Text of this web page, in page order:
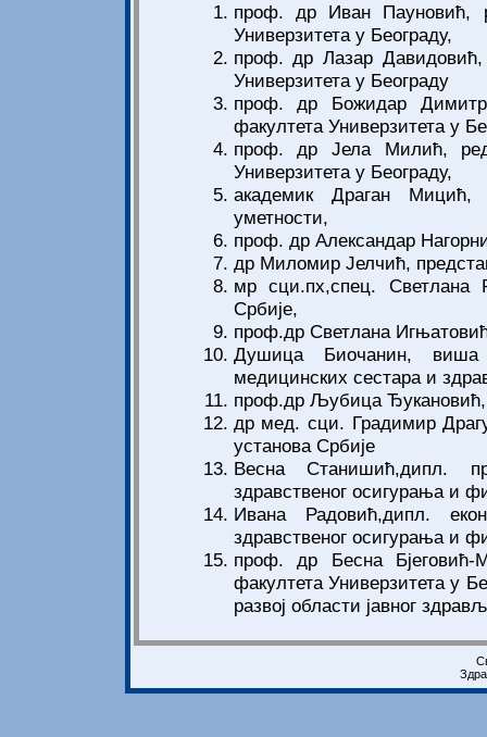
проф. др Иван Пауновић,
Универзитета у Београду,
проф. др Лазар Давидовић,
Универзитета у Београду
проф. др Божидар
факултета Универзитета у
проф. др Јела Милић,
Универзитета у Београду,
академик Драган Мицић,
уметности,
проф. др Александар
др Миломир Јелчић,
мр сци.пх,спец. Светлана
Србије,
проф.др Светлана
Душица Биочанин, виша
медицинских сестара и
проф.др Љубица Ђукановић,
др мед. сци. Градимир
установа Србије
Весна Станишић,дипл.
здравственог осигурања и
Ивана Радовић,дипл.
здравственог осигурања и
проф. др Бесна Бјеговић-
факултета Универзитета у
развој области јавног